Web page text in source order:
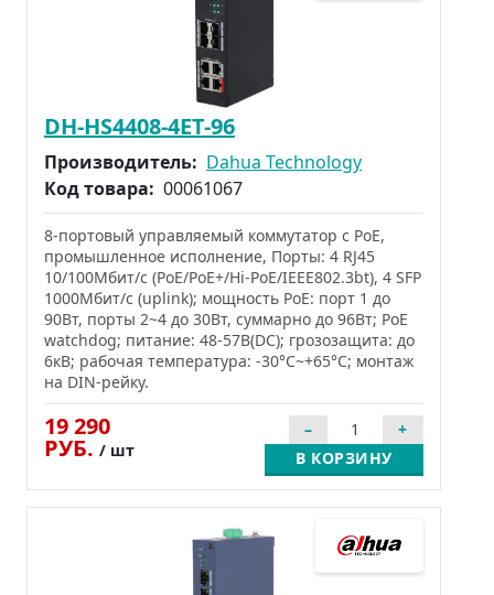
DH-HS4408-4ET-96
Производитель: Dahua Technology
Код товара: 00061067
8-портовый управляемый коммутатор с PoE,
промышленное исполнение, Порты: 4 RJ45
10/100Мбит/с (PoE/PoE+/Hi-PoE/IEEE802.3bt), 4 SFP
1000Мбит/с (uplink); мощность PoE: порт 1 до
90Вт, порты 2~4 до 30Вт, суммарно до 96Вт; PoE
watchdog; питание: 48-57В(DC); грозозащита: до
6кВ; рабочая температура: -30°С~+65°С; монтаж
на DIN-рейку.
19 290
РУБ. / шт В КОРЗИНУ